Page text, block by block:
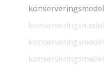
konserveringsmedel
konserveringsmedel
konserveringsmedel
konserveringsmedel
konserveringsmedel